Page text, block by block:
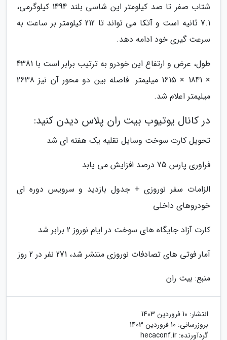
شتاب صفر تا صد کیلومتر این شاسی بلند 1494 کیلوگرمی،
7.1 ثانیه است و آتکا می تواند تا 212 کیلومتر بر ساعت به
سرعت گیری خود ادامه دهد.
طول، عرض و ارتفاع این خودرو به ترتیب برابر است با 4381
× 1841 × 1615 میلیمتر. فاصله بین دو محور آن نیز 2638
میلیمتر اعلام شد.
در کانال یوتیوب بیت ران پلاس دیدن کنید:
تحویل کارت سوخت وسایل نقلیه یک هفته ای شد
فراوری پارس 75 درصد افزایش می یابد
الزامات سفر نوروزی + جدول بازدید و سرویس دوره ای
خودروهای داخلی
کارت آزاد جایگاه های سوخت در ایام نوروز 2 برابر شد
آمار فوتی های تصادفات نوروزی منتشر شد، 271 نفر در 2 روز
منبع: بیت ران
انتشار: 10 فروردین 1403
بروزرسانی: 10 فروردین 1403
گردآورنده: hecaconf.ir